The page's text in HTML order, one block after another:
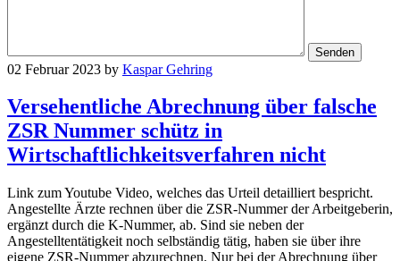
02 Februar 2023 by Kaspar Gehring
Versehentliche Abrechnung über falsche
ZSR Nummer schütz in
Wirtschaftlichkeitsverfahren nicht
Link zum Youtube Video, welches das Urteil detailliert bespricht.
Angestellte Ärzte rechnen über die ZSR-Nummer der Arbeitgeberin,
ergänzt durch die K-Nummer, ab. Sind sie neben der
Angestelltentätigkeit noch selbständig tätig, haben sie über ihre
eigene ZSR-Nummer abzurechnen. Nur bei der Abrechnung über